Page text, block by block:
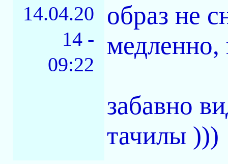
14.04.20
14 -
09:22
образ не
медленно,
забавно
тачилы )))